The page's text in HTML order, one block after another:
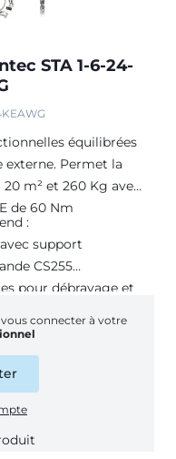
STA 1-6-24-
équilibrées
externe. Permet la
m² et 260 Kg avec
de 60 Nm
:
support
CS255
pour débrayage et
descente, stop)
7 mètres
connecter à votre